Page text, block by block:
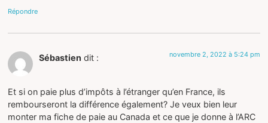
Répondre
Sébastien dit : novembre 2, 2022 à 5:24 pm
Et si on paie plus d’impôts à l’étranger qu’en France, ils
rembourseront la différence également? Je veux bien leur
monter ma fiche de paie au Canada et ce que je donne à l’ARC